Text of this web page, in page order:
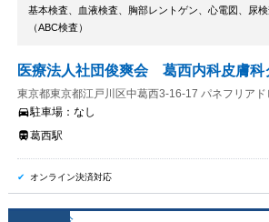
基本検査、血液検査、胸部レントゲン、心電図、尿
（ABC検査）
医療法人社団俊爽会 葛西内科皮膚科
東京都東京都江戸川区中葛西3-16-17 パネフリアド
駐車場： なし
葛西駅
オンライン決済対応